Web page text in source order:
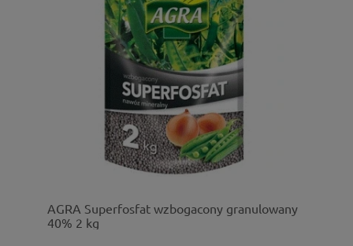
AGRA Superfosfat wzbogacony granulowany
40% 2 kg